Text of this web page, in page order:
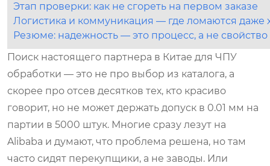
Этап проверки: как не сгореть на первом заказе
Логистика и коммуникация — где ломаются даже
Резюме: надежность — это процесс, а не свойство
Поиск настоящего партнера в Китае для ЧПУ
обработки — это не про выбор из каталога, а
скорее про отсев десятков тех, кто красиво
говорит, но не может держать допуск в 0.01 мм на
партии в 5000 штук. Многие сразу лезут на
Alibaba и думают, что проблема решена, но там
часто сидят перекупщики, а не заводы. Или